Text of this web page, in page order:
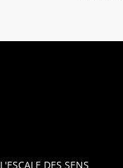
L'ESCALE DES SENS